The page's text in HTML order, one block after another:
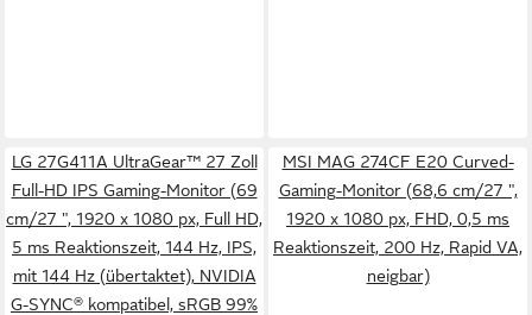
LG 27G411A UltraGear™ 27 Zoll
Full-HD IPS Gaming-Monitor (69
cm/27 ", 1920 x 1080 px, Full HD,
5 ms Reaktionszeit, 144 Hz, IPS,
mit 144 Hz (übertaktet), NVIDIA
G-SYNC® kompatibel, sRGB 99%
MSI MAG 274CF E20 Curved-
Gaming-Monitor (68,6 cm/27 ",
1920 x 1080 px, FHD, 0,5 ms
Reaktionszeit, 200 Hz, Rapid VA,
neigbar)